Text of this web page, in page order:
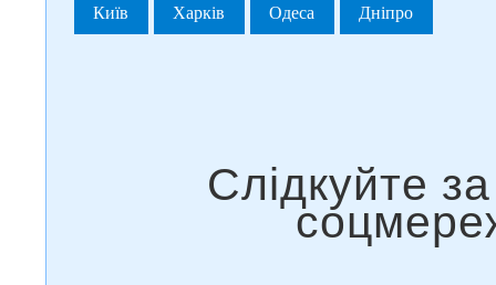
Київ Харків Одеса Дніпро